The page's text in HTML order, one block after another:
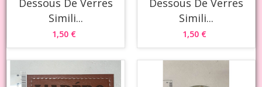
Simili...
1,50 €
Simili...
1,50 €